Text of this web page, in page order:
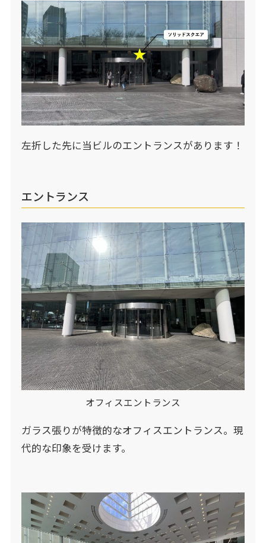
左折した先に当ビルのエントランスがあります！
エントランス
オフィスエントランス
ガラス張りが特徴的なオフィスエントランス。現
代的な印象を受けます。